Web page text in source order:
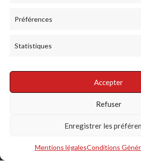
Préférences
Statistiques
Accepter
Refuser
Enregistrer les
Mentions légalesConditions
RÉSEAUX SOCIAUX
S'INSCRIRE À LA NEWSLETTER